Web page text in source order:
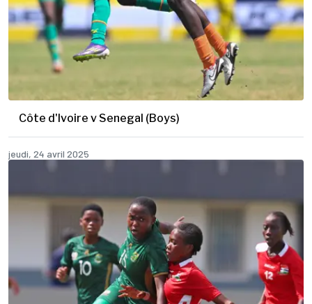
Côte d'Ivoire v Senegal (Boys)
jeudi, 24 avril 2025